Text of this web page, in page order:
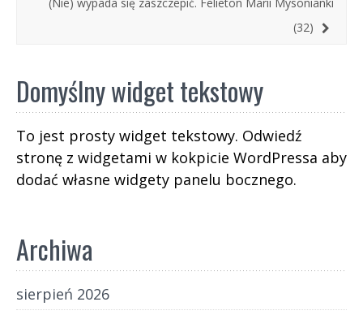
(32)
Domyślny widget tekstowy
To jest prosty widget tekstowy. Odwiedź
stronę z widgetami w kokpicie WordPressa aby
dodać własne widgety panelu bocznego.
Archiwa
sierpień 2026